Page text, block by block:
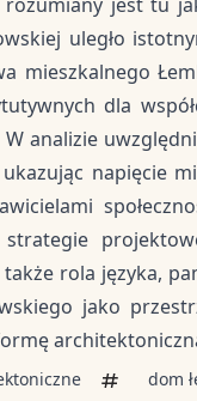
uległo
mieszkalnego
dla
analizie
napięcie
także rola języka,
jako
dom